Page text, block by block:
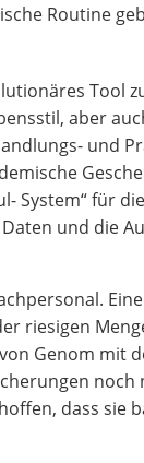
Routine
Tool
aber
und
System“ für
und die
riesigen
Genom mit
dass sie